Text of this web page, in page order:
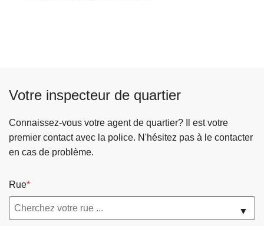
Votre inspecteur de quartier
Connaissez-vous votre agent de quartier? Il est votre
premier contact avec la police. N'hésitez pas à le contacter
en cas de problème.
Rue
▼